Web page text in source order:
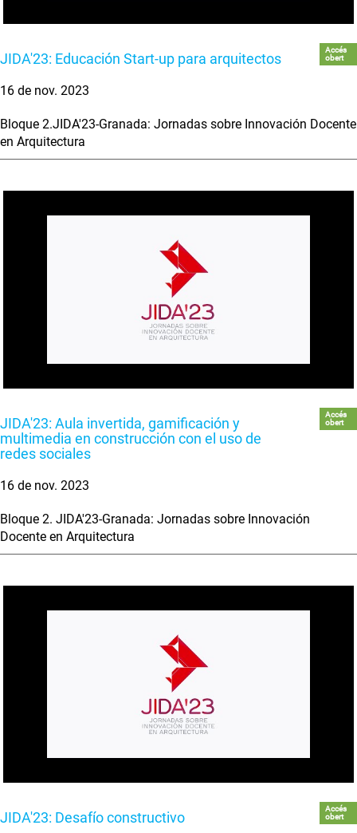
JIDA'23: Educación Start-up para arquitectos
Accés
obert
16 de nov. 2023
Bloque 2.JIDA'23-Granada: Jornadas sobre Innovación Docente
en Arquitectura
JIDA'23: Aula invertida, gamificación y
multimedia en construcción con el uso de
redes sociales
Accés
obert
16 de nov. 2023
Bloque 2. JIDA'23-Granada: Jornadas sobre Innovación
Docente en Arquitectura
JIDA'23: Desafío constructivo
Accés
obert